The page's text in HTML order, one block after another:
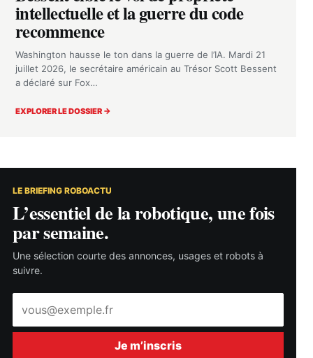
intellectuelle et la guerre du code
recommence
Washington hausse le ton dans la guerre de l’IA. Mardi 21
juillet 2026, le secrétaire américain au Trésor Scott Bessent
a déclaré sur Fox…
EXPLORER LE DOSSIER →
LE BRIEFING ROBOACTU
L’essentiel de la robotique, une fois
par semaine.
Une sélection courte des annonces, usages et robots à
suivre.
mail
Je m’inscris